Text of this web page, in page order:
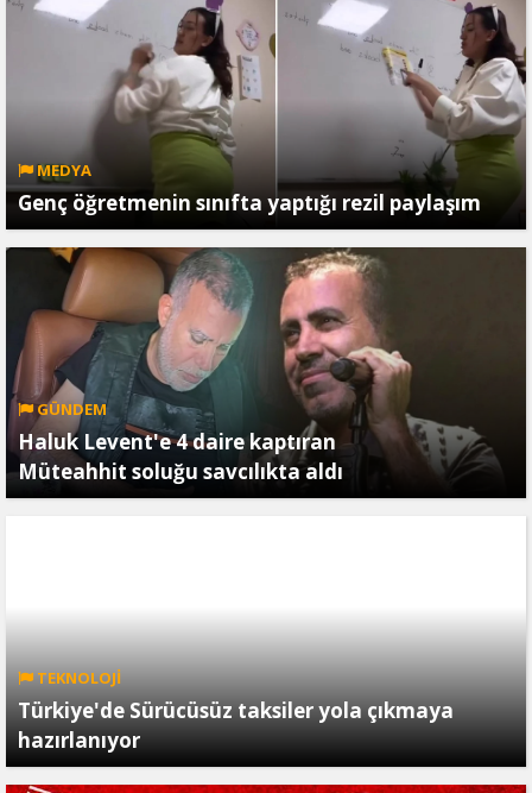
MEDYA
Genç öğretmenin sınıfta yaptığı rezil paylaşım
GÜNDEM
Haluk Levent'e 4 daire kaptıran
Müteahhit soluğu savcılıkta aldı
TEKNOLOJİ
Türkiye'de Sürücüsüz taksiler yola çıkmaya
hazırlanıyor